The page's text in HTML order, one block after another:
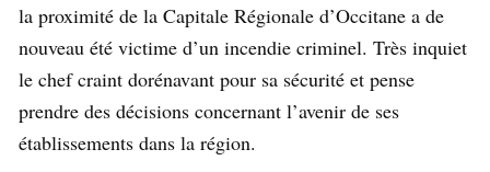
la proximité de la Capitale Régionale d’Occitane a de
nouveau été victime d’un incendie criminel. Très inquiet
le chef craint dorénavant pour sa sécurité et pense
prendre des décisions concernant l’avenir de ses
établissements dans la région.